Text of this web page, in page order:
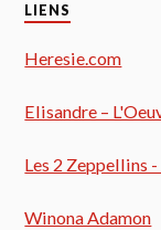
LIENS
Heresie.com
Elisandre –
Les 2 Zeppellins
Winona Adamon